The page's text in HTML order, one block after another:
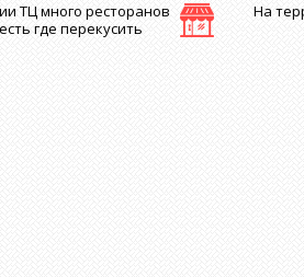
ТЦ много ресторанов
где перекусить
На